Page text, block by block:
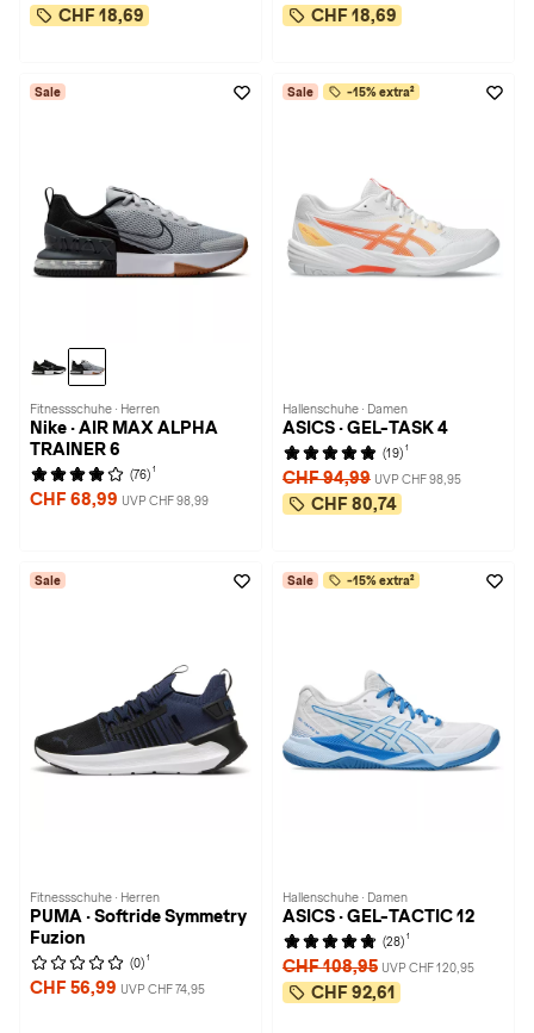
CHF 18,69 CHF 18,69
Sale
Fitnessschuhe · Herren
Nike · AIR MAX ALPHA
TRAINER 6
(76) 1
CHF 68,99 UVP CHF 98,99
Sale -15% extra²
Hallenschuhe · Damen
ASICS · GEL-TASK 4
(19) 1
CHF 94,99 UVP CHF 98,95
CHF 80,74
Sale
Fitnessschuhe · Herren
PUMA · Softride Symmetry
Fuzion
(0) 1
CHF 56,99 UVP CHF 74,95
Sale -15% extra²
Hallenschuhe · Damen
ASICS · GEL-TACTIC 12
(28) 1
CHF 108,95 UVP CHF 120,95
CHF 92,61